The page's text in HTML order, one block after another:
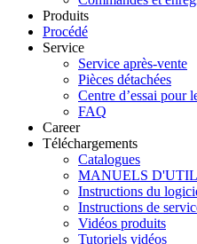
Produits
Procédé
Service
Service après-vente
Pièces détachées
Centre d’essai pour
FAQ
Career
Téléchargements
Catalogues
MANUELS
Instructions du
Instructions de
Vidéos produits
Tutoriels vidéos